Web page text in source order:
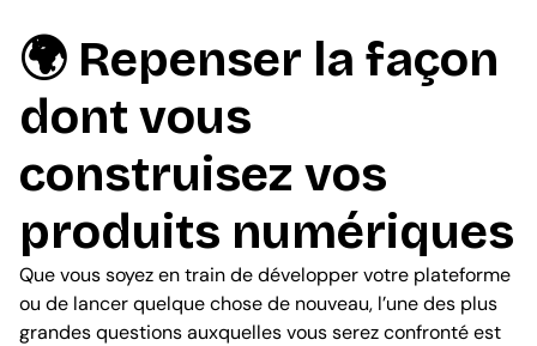
🌍 Repenser la façon
dont vous
construisez vos
produits numériques
Que vous soyez en train de développer votre plateforme
ou de lancer quelque chose de nouveau, l’une des plus
grandes questions auxquelles vous serez confronté est